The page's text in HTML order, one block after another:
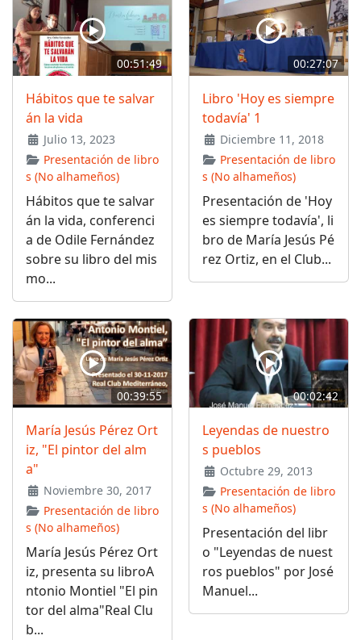
00:51:49
Hábitos que te salvar
án la vida
Julio 13, 2023
Presentación de libro
s (No alhameños)
Hábitos que te salvar
án la vida, conferenci
a de Odile Fernández
sobre su libro del mis
mo...
00:27:07
Libro 'Hoy es siempre
todavía' 1
Diciembre 11, 2018
Presentación de libro
s (No alhameños)
Presentación de 'Hoy
es siempre todavía', li
bro de María Jesús Pé
rez Ortiz, en el Club...
00:39:55
María Jesús Pérez Ort
iz, "El pintor del alm
a"
Noviembre 30, 2017
Presentación de libro
s (No alhameños)
María Jesús Pérez Ort
iz, presenta su libroA
ntonio Montiel "El pin
tor del alma"Real Clu
b...
00:02:42
Leyendas de nuestro
s pueblos
Octubre 29, 2013
Presentación de libro
s (No alhameños)
Presentación del libr
o "Leyendas de nuest
ros pueblos" por José
Manuel...